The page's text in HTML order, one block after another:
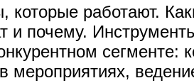
которые работают.
и почему.
сегменте:
мероприятиях,